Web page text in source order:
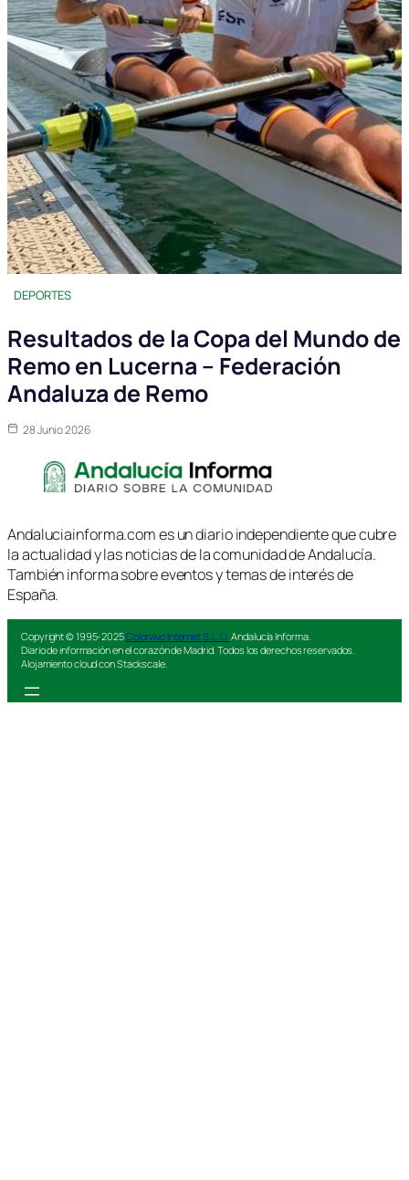
DEPORTES
Resultados de la Copa del Mundo de
Remo en Lucerna – Federación
Andaluza de Remo
28 Junio 2026
Andaluciainforma.com es un diario independiente que cubre
la actualidad y las noticias de la comunidad de Andalucía.
También informa sobre eventos y temas de interés de
España.
Copyright © 1995-2025Colorvivo Internet S.L.U. Andalucía Informa.
Diario de información en el corazón de Madrid. Todos los derechos reservados.
Alojamiento cloud con Stackscale.